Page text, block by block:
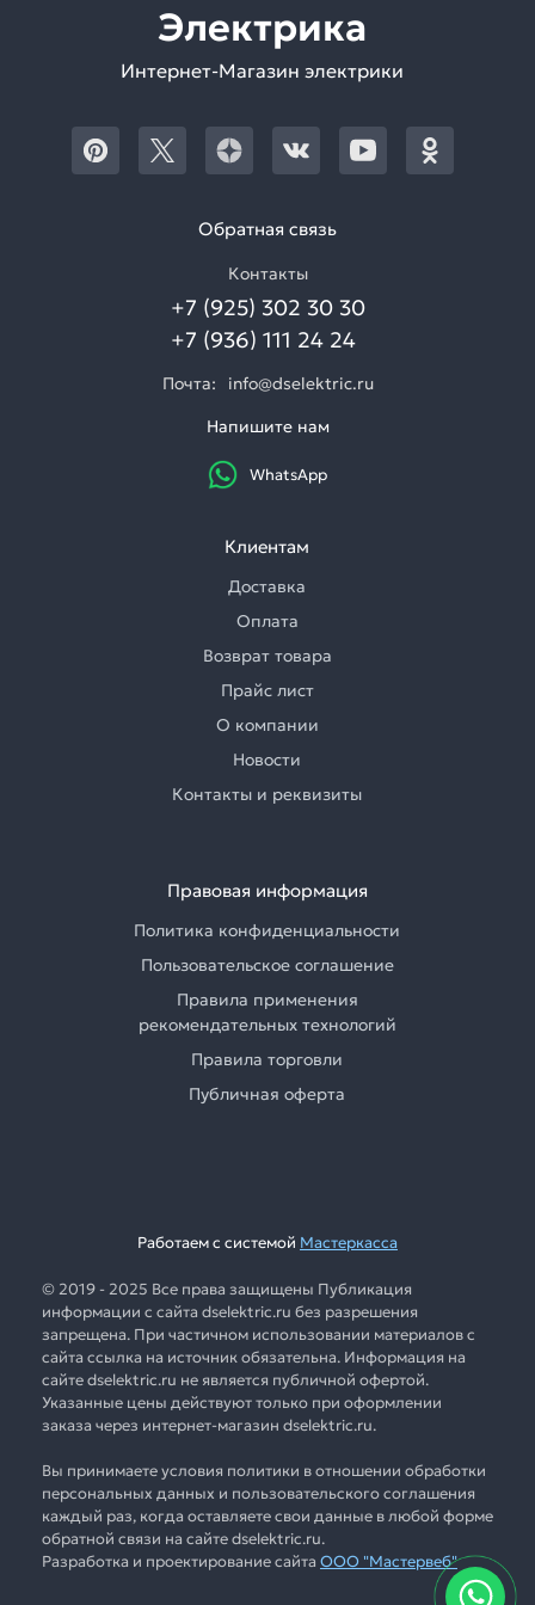
Электрика
Интернет-Магазин электрики
Обратная связь
Контакты
+7 (925) 302 30 30
+7 (936) 111 24 24
Почта:
info@dselektric.ru
Напишите нам
WhatsApp
Клиентам
Доставка
Оплата
Возврат товара
Прайс лист
О компании
Новости
Контакты и реквизиты
Правовая информация
Политика конфиденциальности
Пользовательское соглашение
Правила применения
рекомендательных технологий
Правила торговли
Публичная оферта
Работаем с системой Мастеркасса
© 2019 - 2025 Все права защищены Публикация
информации с сайта dselektric.ru без разрешения
запрещена. При частичном использовании материалов с
сайта ссылка на источник обязательна. Информация на
сайте dselektric.ru не является публичной офертой.
Указанные цены действуют только при оформлении
заказа через интернет-магазин dselektric.ru.
Вы принимаете условия политики в отношении обработки
персональных данных и пользовательского соглашения
каждый раз, когда оставляете свои данные в любой форме
обратной связи на сайте dselektric.ru.
Разработка и проектирование сайта ООО "Мастервеб"